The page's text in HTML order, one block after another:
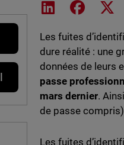
Share onShare
Les fuites
dure réalité : une
données de leurs
passe
mars dernier.
de passe
Les fuites